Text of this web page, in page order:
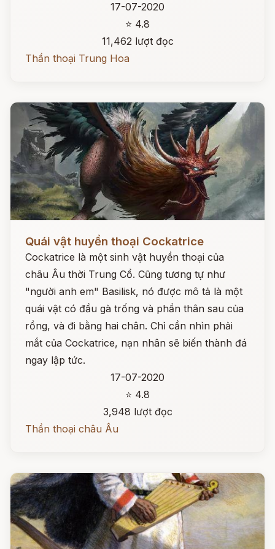
17-07-2020
⭐ 4.8
11,462 lượt đọc
Thần thoại Trung Hoa
Quái vật huyền thoại Cockatrice
Cockatrice là một sinh vật huyền thoại của
châu Âu thời Trung Cổ. Cũng tương tự như
"người anh em" Basilisk, nó được mô tả là một
quái vật có đầu gà trống và phần thân sau của
rồng, và đi bằng hai chân. Chỉ cần nhìn phải
mắt của Cockatrice, nạn nhân sẽ biến thành đá
ngay lập tức.
17-07-2020
⭐ 4.8
3,948 lượt đọc
Thần thoại châu Âu